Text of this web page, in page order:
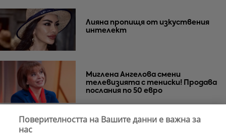
Лияна пропищя от изкуствения
интелект
Миглена Ангелова смени
телевизията с тениски! Продава
послания по 50 евро
Поверителността на Вашите данни е важна за
нас